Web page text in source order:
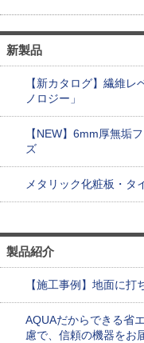
新製品
【新カタログ】繊維
ノロジー」
【NEW】6mm厚無垢
ズ
メタリック化粧板・タ
製品紹介
【施工事例】地面に
AQUAだからできる省
慮で、信頼の機器をお